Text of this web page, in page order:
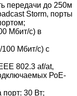
передачи до 250м
Storm, порты
Мбит/с) в
Мбит/с) с
802.3 af/at,
РоЕ-
30 Вт;